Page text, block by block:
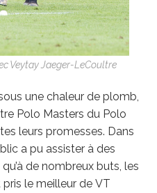
Veytay Jaeger-LeCoultre
une chaleur de plomb,
Polo Masters du Polo
leurs promesses. Dans
a pu assister à des
qu’à de nombreux buts, les
le meilleur de VT